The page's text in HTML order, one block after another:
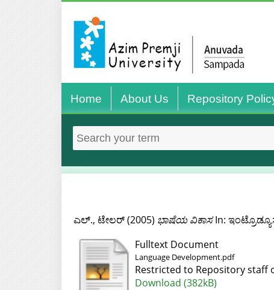
Home About Us Repository
ಎಲ್., ಟೇಲರ್(2005) ಭಾಷೆಯ ವಿಕಾಸIn:
Fulltext Document
Language Development.pdf
Restricted to Repository staff
Download (382kB)